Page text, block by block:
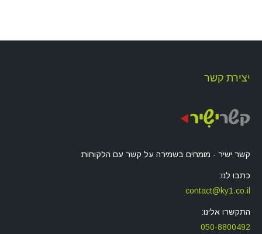
יצירת קשר
קשר ישיר - מומחים בשמירה על קשר עם הלקוחות
כתבו לנו:
contact@ky1.co.il
התקשרו אלינו:
050-8800492